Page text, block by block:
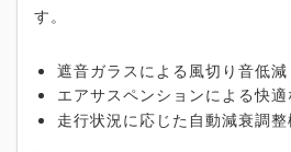
す。
遮音ガラスによる風切り音低減
エアサスペンションによる快
走行状況に応じた自動減衰調整